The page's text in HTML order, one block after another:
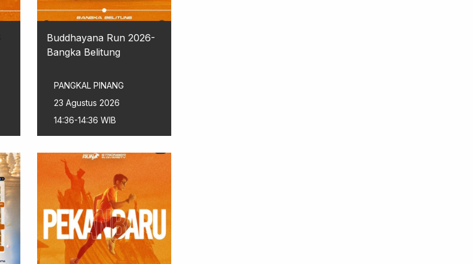
Buddhayana Run 2026-
Bangka Belitung
PANGKAL PINANG
23 Agustus 2026
14:36-14:36 WIB